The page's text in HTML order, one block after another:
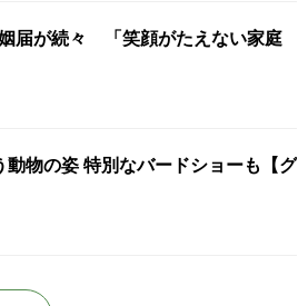
姻届が続々 「笑顔がたえない家庭
物の姿 特別なバードショーも【グ